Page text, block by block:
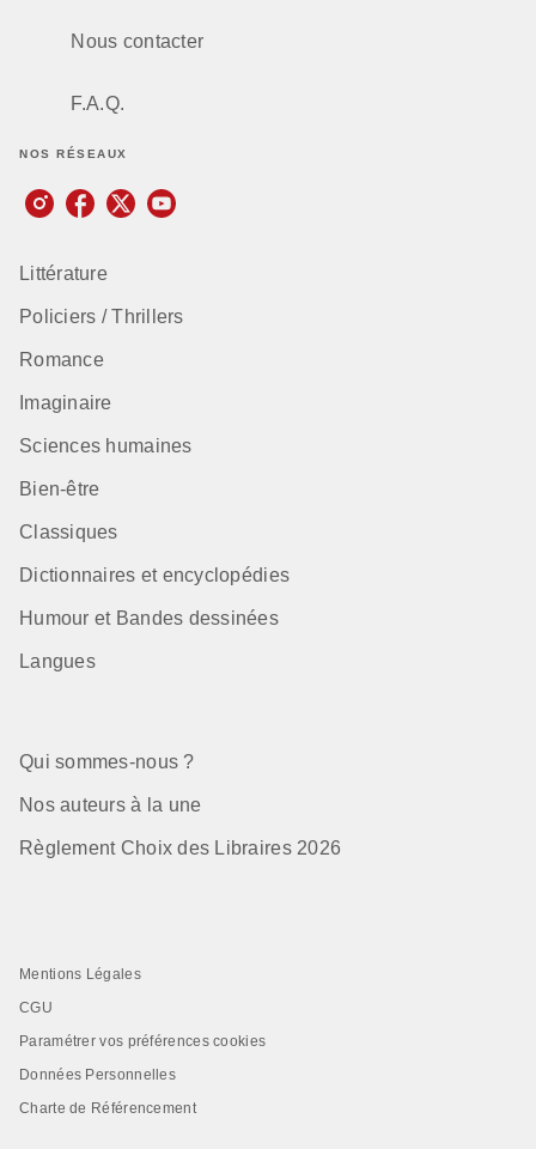
Nous contacter
F.A.Q.
NOS RÉSEAUX
Littérature
Policiers / Thrillers
Romance
Imaginaire
Sciences humaines
Bien-être
Classiques
Dictionnaires et encyclopédies
Humour et Bandes dessinées
Langues
Qui sommes-nous ?
Nos auteurs à la une
Règlement Choix des Libraires 2026
Mentions Légales
CGU
Paramétrer vos préférences cookies
Données Personnelles
Charte de Référencement